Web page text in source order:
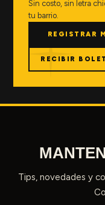
Sin costo, sin letra
tu barrio.
REGISTRAR
RECIBIR
Tips, novedades y